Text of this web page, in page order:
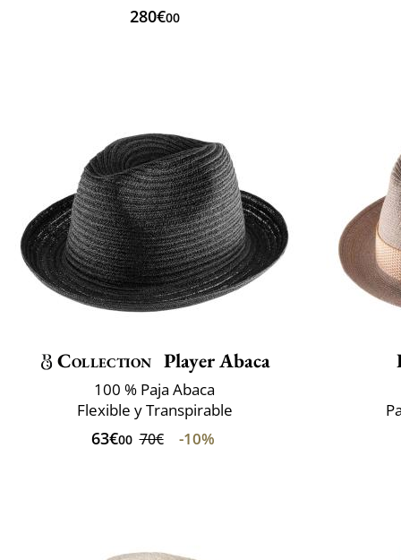
280€00
Collection Player Abaca
100 % Paja Abaca
Flexible y Transpirable
63€00 70€ -10%